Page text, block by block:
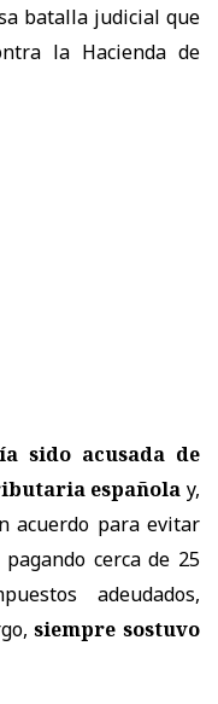
batalla judicial que
la Hacienda de
sido acusada de
española y,
acuerdo para evitar
cerca de 25
adeudados,
siempre sostuvo